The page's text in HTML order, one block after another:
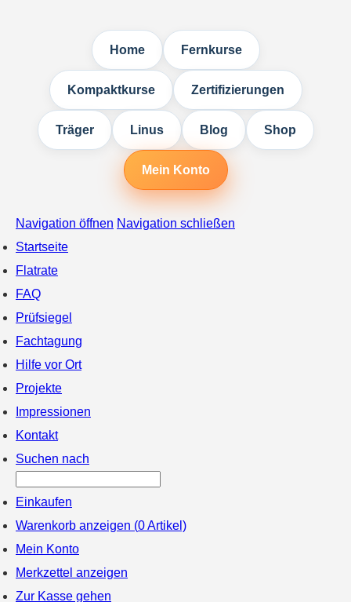
Home Fernkurse
Kompaktkurse Zertifizierungen
Träger Linus Blog Shop
Mein Konto
Navigation öffnen Navigation schließen
Startseite
Flatrate
FAQ
Prüfsiegel
Fachtagung
Hilfe vor Ort
Projekte
Impressionen
Kontakt
Suchen nach
Einkaufen
Warenkorb anzeigen (0Artikel)
Mein Konto
Merkzettel anzeigen
Zur Kasse gehen